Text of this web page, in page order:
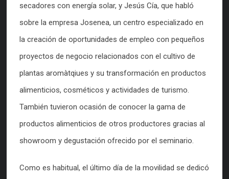
secadores con energía solar, y Jesús Cía, que habló
sobre la empresa Josenea, un centro especializado en
la creación de oportunidades de empleo con pequeños
proyectos de negocio relacionados con el cultivo de
plantas aromàtqiues y su transformación en productos
alimenticios, cosméticos y actividades de turismo.
También tuvieron ocasión de conocer la gama de
productos alimenticios de otros productores gracias al
showroom y degustación ofrecido por el seminario.
Como es habitual, el último día de la movilidad se dedicó